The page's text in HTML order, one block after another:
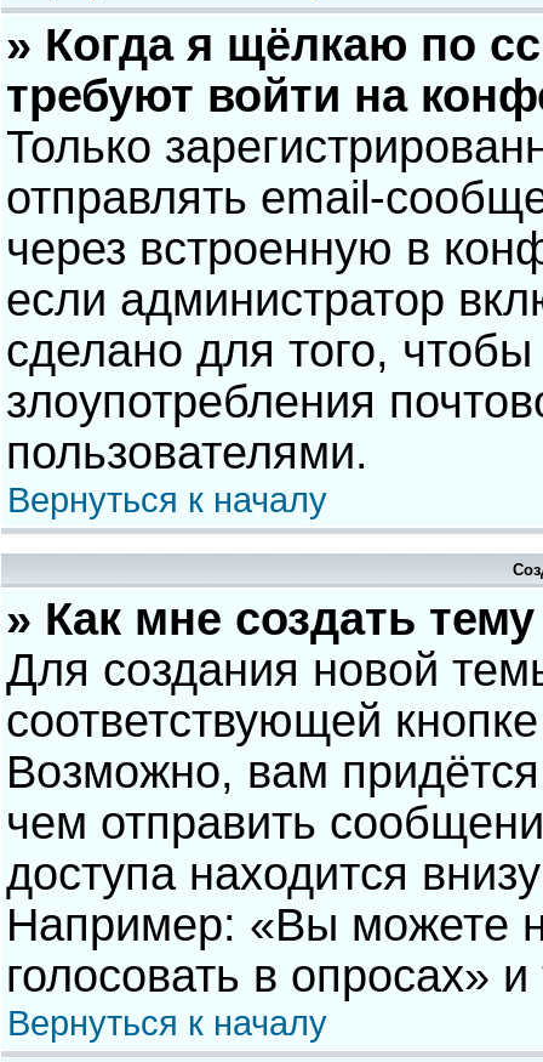
» Когда я щёлкаю по
требуют войти на
Только
отправлять email-
через встроенную в
если администратор
сделано для того, чтобы
злоупотребления
пользователями.
Вернуться к началу
» Как мне создать
Для создания новой
соответствующей
Возможно, вам
чем отправить
доступа находится
Например: «Вы можете
голосовать в опросах» и
Вернуться к началу